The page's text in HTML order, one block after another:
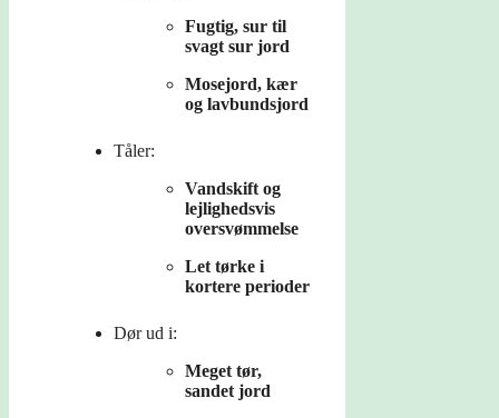
Fugtig, sur til
svagt sur jord
Mosejord, kær
og lavbundsjord
Tåler:
Vandskift og
lejlighedsvis
oversvømmelse
Let tørke i
kortere perioder
Dør ud i:
Meget tør,
sandet jord